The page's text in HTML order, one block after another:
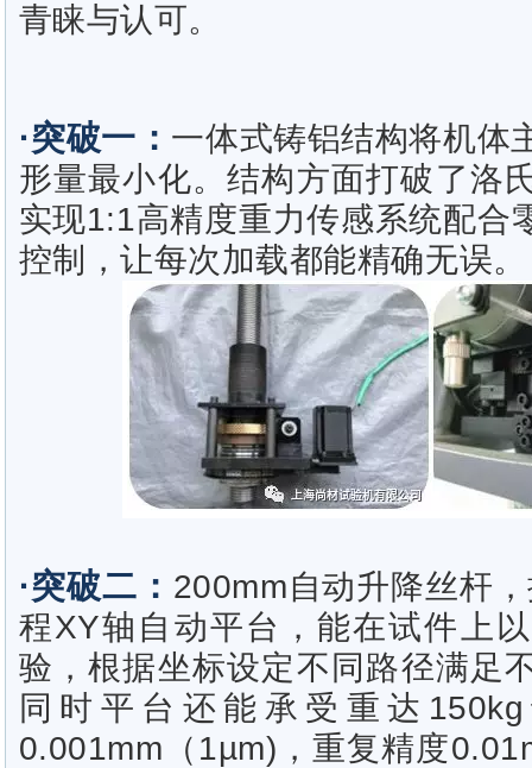
青睐与认可。
·突破一： 一体式铸铝结构将机体
形量最小化。结构方面打破了洛
实现1:1高精度重力传感系统配合
控制，让每次加载都能精确无误。
·突破二： 200mm自动升降丝杆
程XY轴自动平台，能在试件上
验，根据坐标设定不同路径满足
同时平台还能承受重达
0.001mm（1µm) ，重复精度